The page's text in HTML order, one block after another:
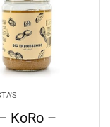
KoRo –